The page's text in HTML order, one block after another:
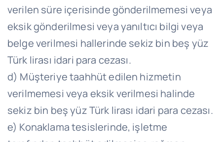
verilen süre içerisinde gönderilmemesi veya
eksik gönderilmesi veya yanıltıcı bilgi veya
belge verilmesi hallerinde sekiz bin beş yüz
Türk lirası idari para cezası.
d) Müşteriye taahhüt edilen hizmetin
verilmemesi veya eksik verilmesi halinde
sekiz bin beş yüz Türk lirası idari para cezası.
e) Konaklama tesislerinde, işletme